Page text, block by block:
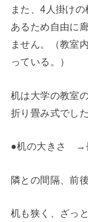
また、4人掛け
あるため自由に
ません。（教室
っている。）
机は大学の教室
折り畳み式でした
●机の大きさ →
隣との間隔、前
机も狭く、ざっ